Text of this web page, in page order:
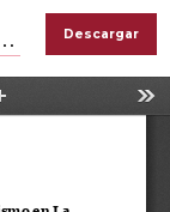
Descargar